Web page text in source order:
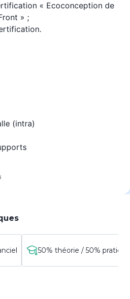
« Ecoconception de
» ;
(intra)
50% théorie / 50% pratique